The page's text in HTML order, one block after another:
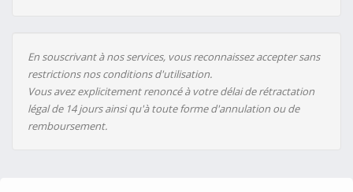
En souscrivant à nos services, vous reconnaissez accepter sans
restrictions nos conditions d'utilisation.
Vous avez explicitement renoncé à votre délai de rétractation
légal de 14 jours ainsi qu'à toute forme d'annulation ou de
remboursement.